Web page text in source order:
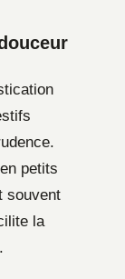
petits
souvent
la